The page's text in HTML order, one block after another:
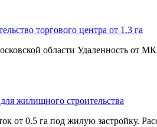
торгового центра от 1.3 га
области Удаленность от
жилищного строительства
от 0.5 га под жилую застройку.